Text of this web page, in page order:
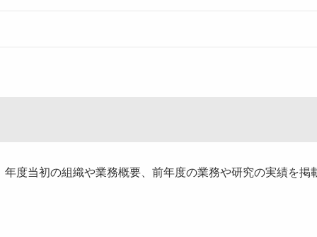
度当初の組織や業務概要、前年度の業務や研究の実績を掲